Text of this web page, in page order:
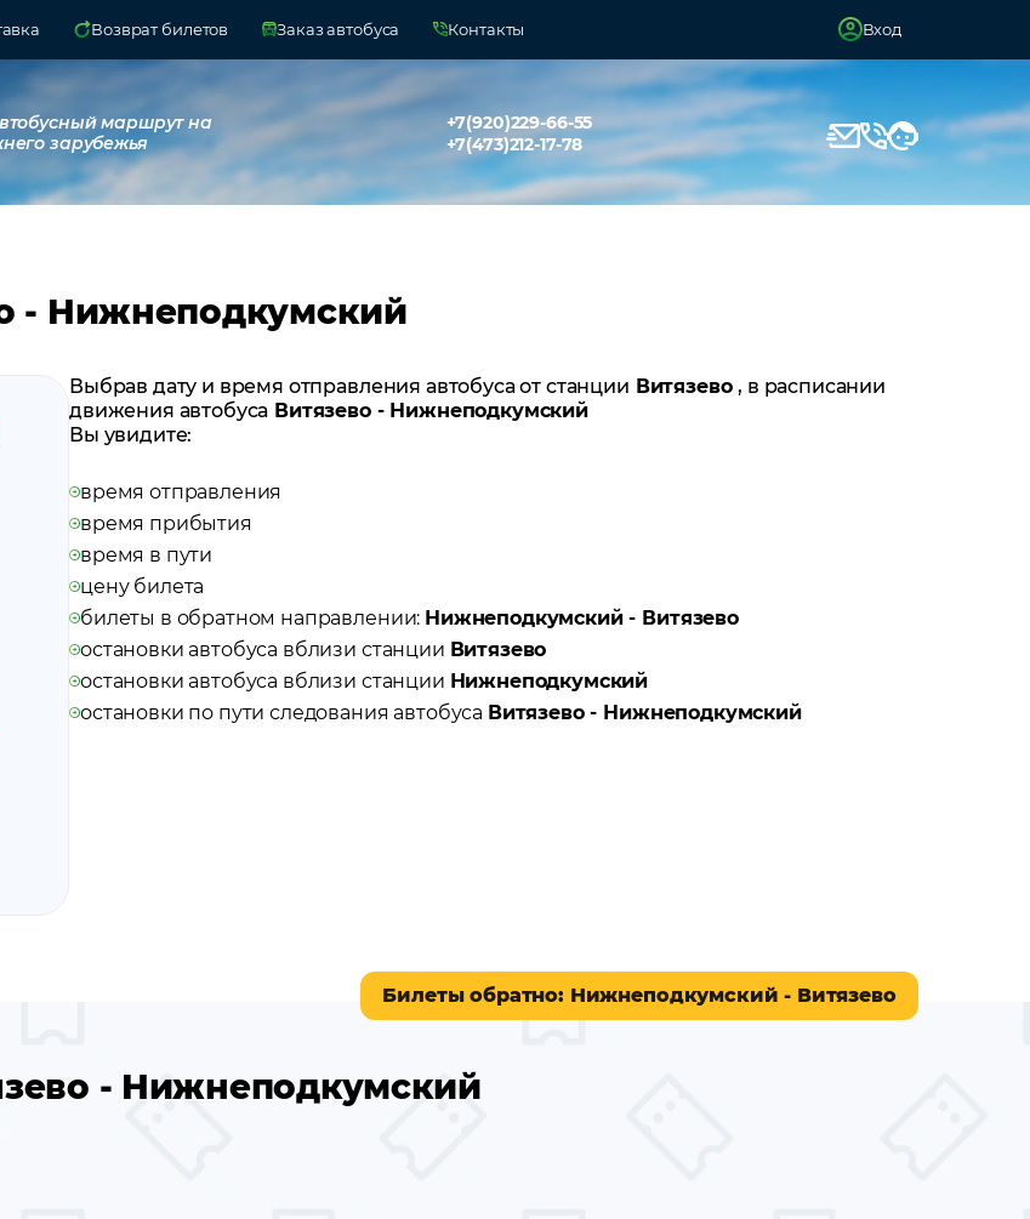
Возврат билетов Заказ автобуса Контакты Вход
маршрут на
зарубежья
+7(920)229-66-55
+7(473)212-17-78
- Нижнеподкумский
Выбрав дату и время отправления автобуса от станции Витязево, в расписании
движения автобуса Витязево - Нижнеподкумский
Вы увидите:
время отправления
время прибытия
время в пути
цену билета
билеты в обратном направлении: Нижнеподкумский - Витязево
остановки автобуса вблизи станции Витязево
остановки автобуса вблизи станции Нижнеподкумский
остановки по пути следования автобуса Витязево - Нижнеподкумский
- Нижнеподкумский
Билеты обратно: Нижнеподкумский - Витязево